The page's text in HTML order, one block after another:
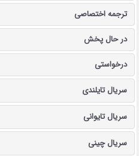
ترجمه اختصاصی
در حال پخش
درخواستی
سریال تایلندی
سریال تایوانی
سریال چینی